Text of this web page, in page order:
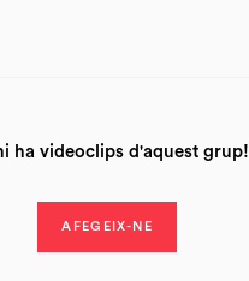
ha videoclips d'aquest grup!
AFEGEIX-NE